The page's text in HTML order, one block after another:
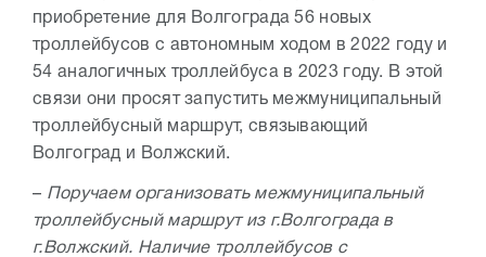
приобретение для Волгограда 56 новых
троллейбусов с автономным ходом в 2022 году и
54 аналогичных троллейбуса в 2023 году. В этой
связи они просят запустить межмуниципальный
троллейбусный маршрут, связывающий
Волгоград и Волжский.
– Поручаем организовать межмуниципальный
троллейбусный маршрут из г.Волгограда в
г.Волжский. Наличие троллейбусов с